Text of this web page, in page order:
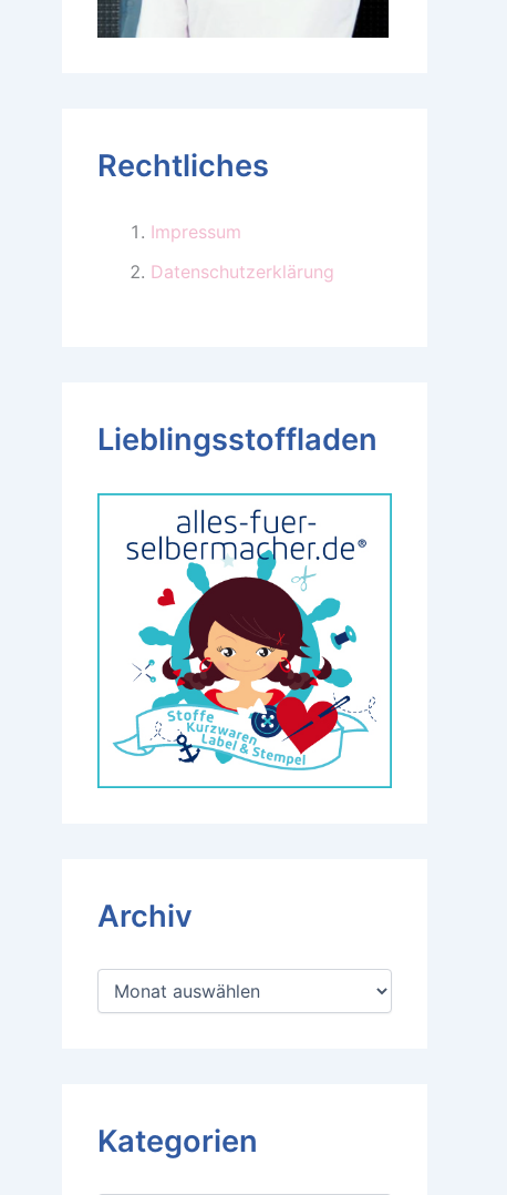
Rechtliches
Impressum
Datenschutzerklärung
Lieblingsstoffladen
Archiv
A
Kategorien